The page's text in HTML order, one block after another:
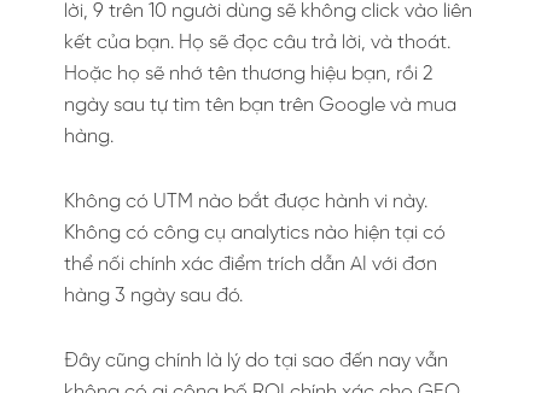
lời, 9 trên 10 người dùng sẽ không click vào liên
kết của bạn. Họ sẽ đọc câu trả lời, và thoát.
Hoặc họ sẽ nhớ tên thương hiệu bạn, rồi 2
ngày sau tự tìm tên bạn trên Google và mua
hàng.
Không có UTM nào bắt được hành vi này.
Không có công cụ analytics nào hiện tại có
thể nối chính xác điểm trích dẫn AI với đơn
hàng 3 ngày sau đó.
Đây cũng chính là lý do tại sao đến nay vẫn